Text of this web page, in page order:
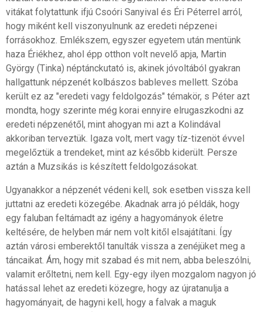
vitákat folytattunk ifjú Csoóri Sanyival és Éri Péterrel arról,
hogy miként kell viszonyulnunk az eredeti népzenei
forrásokhoz. Emlékszem, egyszer egyetem után mentünk
haza Ériékhez, ahol épp otthon volt nevelő apja, Martin
György (Tinka) néptánckutató is, akinek jóvoltából gyakran
hallgattunk népzenét kolbászos bableves mellett. Szóba
került ez az "eredeti vagy feldolgozás" témakör, s Péter azt
mondta, hogy szerinte még korai ennyire elrugaszkodni az
eredeti népzenétől, mint ahogyan mi azt a Kolindával
akkoriban terveztük. Igaza volt, mert vagy tíz-tizenöt évvel
megelőztük a trendeket, mint az később kiderült. Persze
aztán a Muzsikás is készített feldolgozásokat.
Ugyanakkor a népzenét védeni kell, sok esetben vissza kell
juttatni az eredeti közegébe. Akadnak arra jó példák, hogy
egy faluban feltámadt az igény a hagyományok életre
keltésére, de helyben már nem volt kitől elsajátítani. Így
aztán városi emberektől tanulták vissza a zenéjüket meg a
táncaikat. Ám, hogy mit szabad és mit nem, abba beleszólni,
valamit erőltetni, nem kell. Egy-egy ilyen mozgalom nagyon jó
hatással lehet az eredeti közegre, hogy az újratanulja a
hagyományait, de hagyni kell, hogy a falvak a maguk